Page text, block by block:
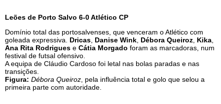
Leões de Porto Salvo 6-0 Atlético CP
Domínio total das portosalvenses, que venceram o Atlético com
goleada expressiva. Dricas Danise Wink Débora Queiroz Kika
Ana Rita Rodrigues e Cátia Morgado foram as marcadoras, num
festival de futsal ofensivo.
A equipa de Cláudio Cardoso foi letal nas bolas paradas e nas
transições.
Figura: Débora Queiroz , pela influência total e golo que selou a
primeira parte com autoridade.